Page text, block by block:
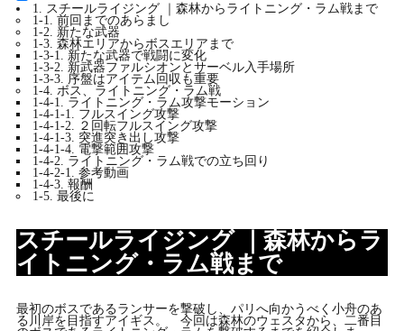
1.
スチールライジング ｜森林からライトニング・ラム戦まで
1-1.
前回までのあらまし
1-2.
新たな武器
1-3. 森林エリアからボスエリアまで
1-3-1.
新たな武器で戦闘に変化
1-3-2.
新武器ファルシオンとサーベル入手場所
1-3-3. 序盤はアイテム回収も重要
1-4. ボス、ライトニング・ラム戦
1-4-1.
ライトニング・ラム攻撃モーション
1-4-1-1.
フルスイング攻撃
1-4-1-2.
２回転フルスイング攻撃
1-4-1-3. 突進突き出し攻撃
1-4-1-4. 電撃範囲攻撃
1-4-2.
ライトニング・ラム戦での立ち回り
1-4-2-1.
参考動画
1-4-3. 報酬
1-5. 最後に
スチールライジング ｜森林からラ
イトニング・ラム戦まで
最初のボスであるランサーを撃破し、パリへ向かうべく小舟のあ
る川岸を目指すアイギス。 今回は森林のウェスタから、二番目